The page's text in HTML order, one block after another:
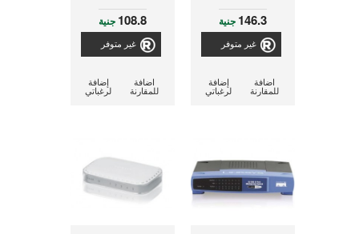
146.3 جنية
غير متوفر
إضافة
لرغباتي
اضافة
للمقارنة
108.8 جنية
غير متوفر
إضافة
لرغباتي
اضافة
للمقارنة